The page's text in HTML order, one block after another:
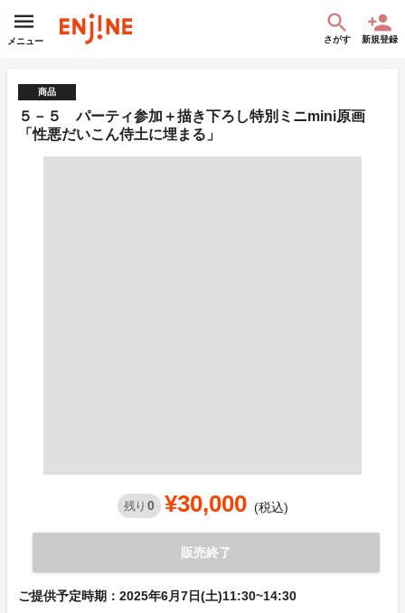
メニュー さがす 新規登録
商品
５－５ パーティ参加＋描き下ろし特別ミニmini原画
「性悪だいこん侍土に埋まる」
残り 0 ¥30,000 (税込)
販売終了
ご提供予定時期：2025年6月7日(土)11:30~14:30